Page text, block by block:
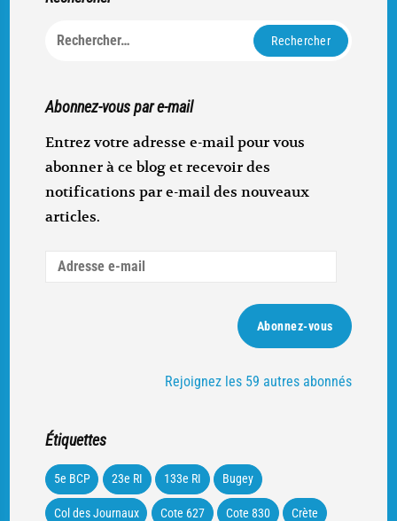
Rechercher :
Abonnez-vous par e-mail
Entrez votre adresse e-mail pour vous
abonner à ce blog et recevoir des
notifications par e-mail des nouveaux
articles.
Adresse
Abonnez-vous
Rejoignez les 59 autres abonnés
Étiquettes
5e BCP 23e RI 133e RI Bugey
Col des Journaux Cote 627 Cote 830 Crète